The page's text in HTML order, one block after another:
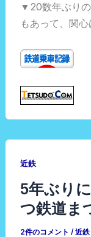
▼20数年ぶり
もあって、関心
近鉄
5年ぶり
つ鉄道ま
2件のコメント /近鉄